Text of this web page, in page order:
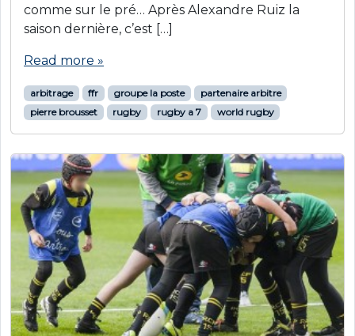
comme sur le pré… Après Alexandre Ruiz la
saison dernière, c’est […]
Read more »
arbitrage ffr groupe la poste
partenaire arbitre
pierre brousset
rugby rugby a 7 world rugby